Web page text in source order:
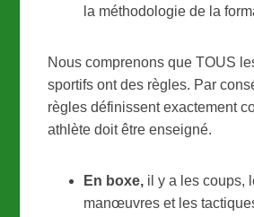
la méthodologie de la
Nous comprenons que TOUS
sportifs ont des règles. Par
règles définissent exactement
athlète doit être enseigné.
En boxe, il y a les coups,
manœuvres et les